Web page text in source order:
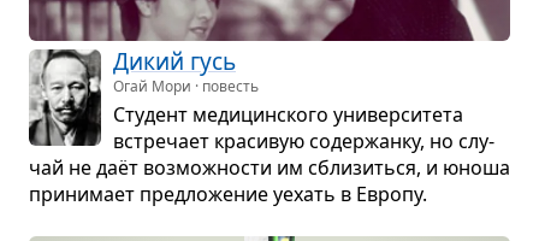
Дикий гусь
Огай Мори · повесть
Сту­дент меди­цин­ского уни­вер­си­тета
встре­чает кра­си­вую содер­жанку, но слу­
чай не даёт воз­мож­но­сти им сбли­зиться, и юноша
при­ни­мает пред­ло­же­ние уехать в Европу.